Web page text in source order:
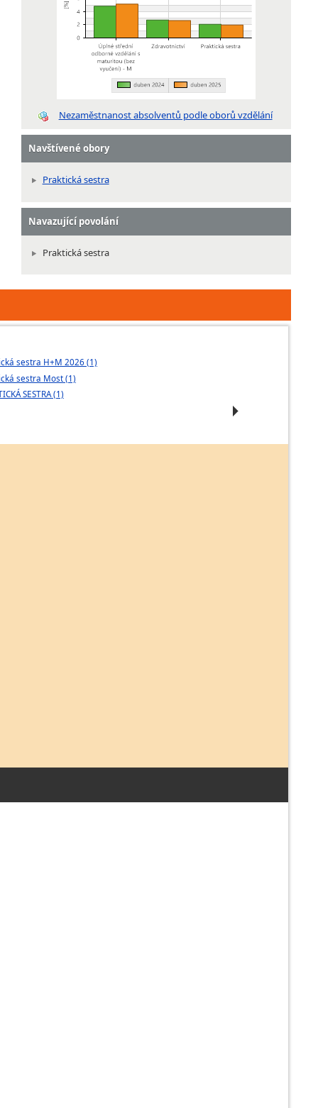
Nezaměstnanost absolventů podle oborů vzdělání
Navštívené obory
Praktická sestra
Navazující povolání
Praktická sestra
sestra H+M 2026 (1)
sestra Most (1)
SESTRA (1)